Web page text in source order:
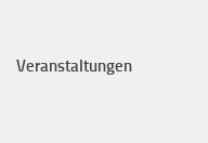
Veranstaltungen